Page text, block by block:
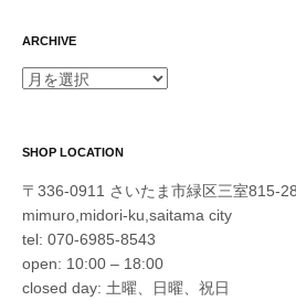
ARCHIVE
ARCHIVE
SHOP LOCATION
〒336-0911 さいたま市緑区三室815-
mimuro,midori-ku,saitama city
tel: 070-6985-8543
open: 10:00 – 18:00
closed day: 土曜、日曜、祝日